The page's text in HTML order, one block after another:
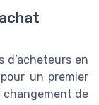
d’acheteurs en
un premier
de